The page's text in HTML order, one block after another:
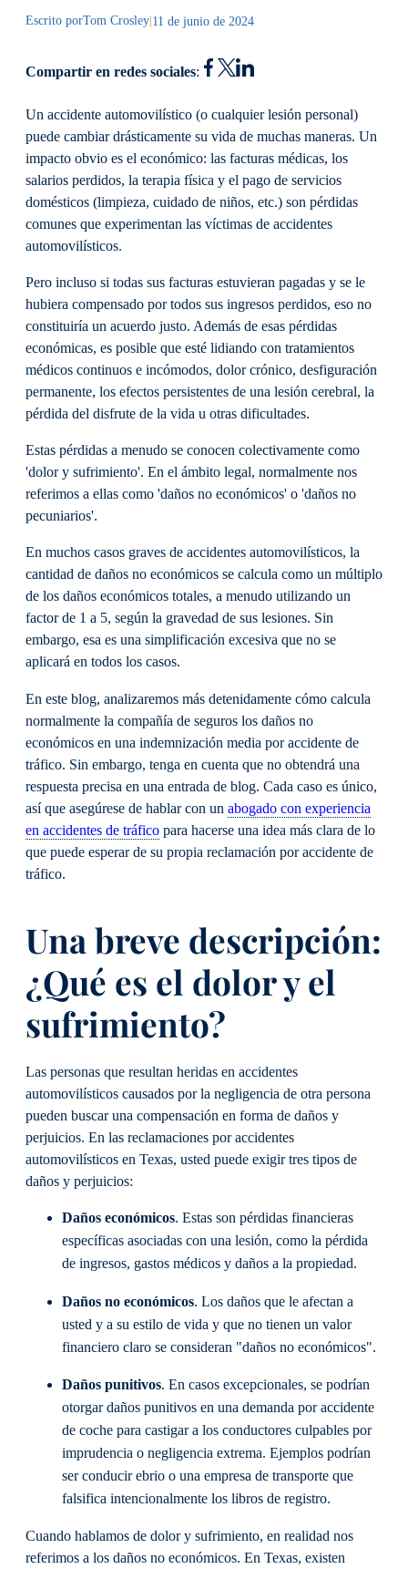
Escrito porTom Crosley|11 de junio de 2024
Compartir en redes sociales:
Un accidente automovilístico (o cualquier lesión personal)
puede cambiar drásticamente su vida de muchas maneras. Un
impacto obvio es el económico: las facturas médicas, los
salarios perdidos, la terapia física y el pago de servicios
domésticos (limpieza, cuidado de niños, etc.) son pérdidas
comunes que experimentan las víctimas de accidentes
automovilísticos.
Pero incluso si todas sus facturas estuvieran pagadas y se le
hubiera compensado por todos sus ingresos perdidos, eso no
constituiría un acuerdo justo. Además de esas pérdidas
económicas, es posible que esté lidiando con tratamientos
médicos continuos e incómodos, dolor crónico, desfiguración
permanente, los efectos persistentes de una lesión cerebral, la
pérdida del disfrute de la vida u otras dificultades.
Estas pérdidas a menudo se conocen colectivamente como
'dolor y sufrimiento'. En el ámbito legal, normalmente nos
referimos a ellas como 'daños no económicos' o 'daños no
pecuniarios'.
En muchos casos graves de accidentes automovilísticos, la
cantidad de daños no económicos se calcula como un múltiplo
de los daños económicos totales, a menudo utilizando un
factor de 1 a 5, según la gravedad de sus lesiones. Sin
embargo, esa es una simplificación excesiva que no se
aplicará en todos los casos.
En este blog, analizaremos más detenidamente cómo calcula
normalmente la compañía de seguros los daños no
económicos en una indemnización media por accidente de
tráfico. Sin embargo, tenga en cuenta que no obtendrá una
respuesta precisa en una entrada de blog. Cada caso es único,
así que asegúrese de hablar con un abogado con experiencia
en accidentes de tráfico para hacerse una idea más clara de lo
que puede esperar de su propia reclamación por accidente de
tráfico.
Una breve descripción:
¿Qué es el dolor y el
sufrimiento?
Las personas que resultan heridas en accidentes
automovilísticos causados por la negligencia de otra persona
pueden buscar una compensación en forma de daños y
perjuicios. En las reclamaciones por accidentes
automovilísticos en Texas, usted puede exigir tres tipos de
daños y perjuicios:
Daños económicos. Estas son pérdidas financieras
específicas asociadas con una lesión, como la pérdida
de ingresos, gastos médicos y daños a la propiedad.
Daños no económicos. Los daños que le afectan a
usted y a su estilo de vida y que no tienen un valor
financiero claro se consideran "daños no económicos".
Daños punitivos. En casos excepcionales, se podrían
otorgar daños punitivos en una demanda por accidente
de coche para castigar a los conductores culpables por
imprudencia o negligencia extrema. Ejemplos podrían
ser conducir ebrio o una empresa de transporte que
falsifica intencionalmente los libros de registro.
Cuando hablamos de dolor y sufrimiento, en realidad nos
referimos a los daños no económicos. En Texas, existen